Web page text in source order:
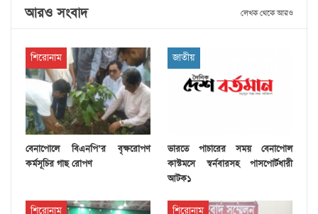
আরও সংবাদ লেখক থেকে আরও
শিরোনাম
বেনাপোলে বিএনপি’র বৃক্ষরোপণ
কর্মসূচির গাছ রোপণ
জাতীয়
ভারতে পাচারের সময় বেনাপোল
কাস্টমসে স্বর্নবারসহ পাসপোর্টধারী
আটক১
শিরোনাম শিরোনাম